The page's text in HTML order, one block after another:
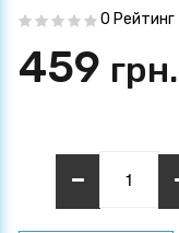
0 Рейтинг
459 грн.